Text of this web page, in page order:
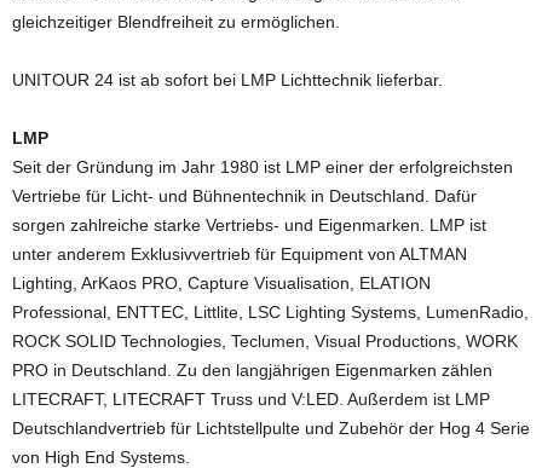
gleichzeitiger Blendfreiheit zu ermöglichen.
UNITOUR 24 ist ab sofort bei LMP Lichttechnik lieferbar.
LMP
Seit der Gründung im Jahr 1980 ist LMP einer der erfolgreichsten
Vertriebe für Licht- und Bühnentechnik in Deutschland. Dafür
sorgen zahlreiche starke Vertriebs- und Eigenmarken. LMP ist
unter anderem Exklusivvertrieb für Equipment von ALTMAN
Lighting, ArKaos PRO, Capture Visualisation, ELATION
Professional, ENTTEC, Littlite, LSC Lighting Systems, LumenRadio,
ROCK SOLID Technologies, Teclumen, Visual Productions, WORK
PRO in Deutschland. Zu den langjährigen Eigenmarken zählen
LITECRAFT, LITECRAFT Truss und V:LED. Außerdem ist LMP
Deutschlandvertrieb für Lichtstellpulte und Zubehör der Hog 4 Serie
von High End Systems.